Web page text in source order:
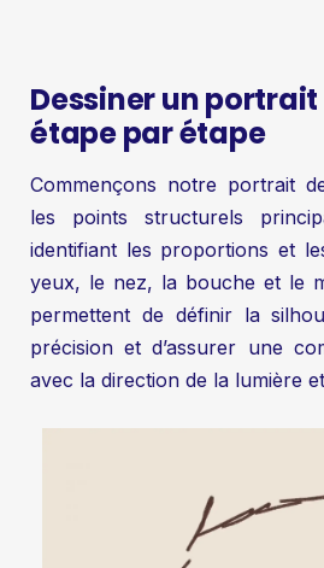
Dessiner un
étape par étape
Commençons notre portrait
les points structurels
identifiant les proportions et
yeux, le nez, la bouche et le
permettent de définir la
précision et d’assurer une
avec la direction de la lumière